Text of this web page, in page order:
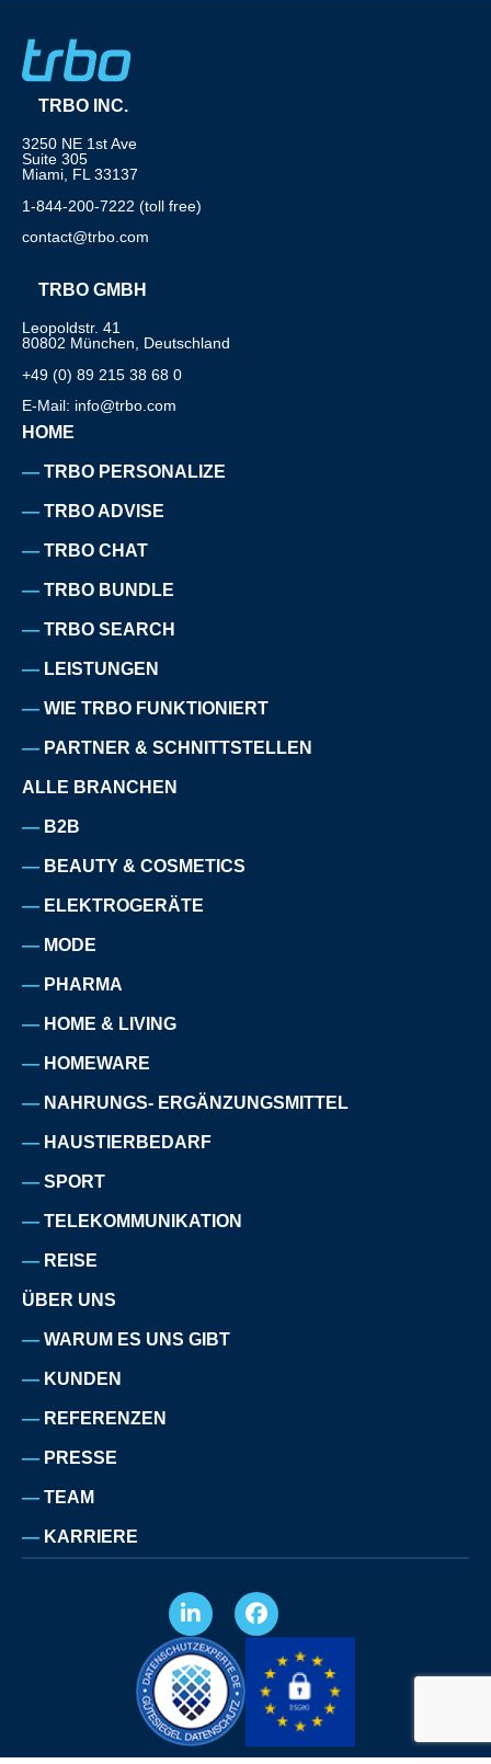
TRBO INC.
3250 NE 1st Ave
Suite 305
Miami, FL 33137
1-844-200-7222 (toll free)
contact@trbo.com
TRBO GMBH
Leopoldstr. 41
80802 München, Deutschland
+49 (0) 89 215 38 68 0
E-Mail: info@trbo.com
HOME
TRBO PERSONALIZE
TRBO ADVISE
TRBO CHAT
TRBO BUNDLE
TRBO SEARCH
LEISTUNGEN
WIE TRBO FUNKTIONIERT
PARTNER & SCHNITTSTELLEN
ALLE BRANCHEN
B2B
BEAUTY & COSMETICS
ELEKTROGERÄTE
MODE
PHARMA
HOME & LIVING
HOMEWARE
NAHRUNGS- ERGÄNZUNGSMITTEL
HAUSTIERBEDARF
SPORT
TELEKOMMUNIKATION
REISE
ÜBER UNS
WARUM ES UNS GIBT
KUNDEN
REFERENZEN
PRESSE
TEAM
KARRIERE